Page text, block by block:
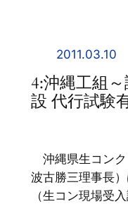
2011.03.10
4:沖縄工組
設 代行試験
沖縄県生コンク
波古勝三理事長
（生コン現場受